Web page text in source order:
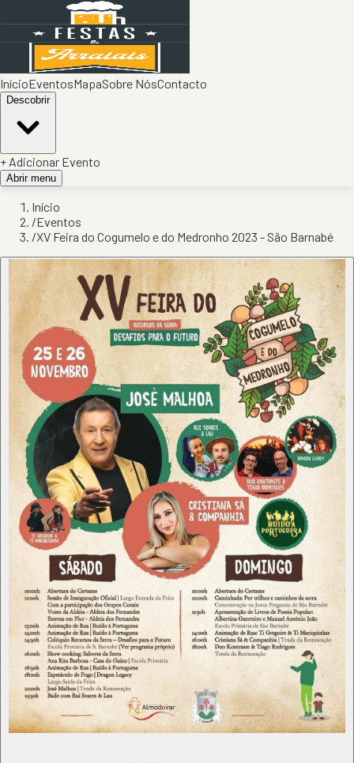
InícioEventosMapaSobre NósContacto
Descobrir
+ Adicionar Evento
Abrir menu
Início
/Eventos
/XV Feira do Cogumelo e do Medronho 2023 - São Barnabé